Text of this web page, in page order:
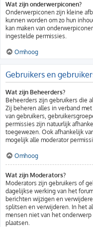
Wat zijn onderwerpiconen?
Onderwerpiconen zijn kleine
kunnen worden om zo hun
kan maken van
ingestelde permissies.
Omhoog
Gebruikers en
Wat zijn Beheerders?
Beheerders zijn gebruikers die
Zij beheren alles in verband
van gebruikers,
permissies zijn natuurlijk
toegewezen. Ook afhankelijk
mogelijk alle moderator
Omhoog
Wat zijn Moderators?
Moderators zijn gebruikers of
dagelijkse werking van het
berichten wijzigen en
splitsen en verwijderen. In het
mensen niet van het onderwerp
plaatsen.